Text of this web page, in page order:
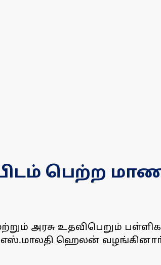
பெற்ற
அரசு உதவிபெறும்
எஸ்.மாலதி ஹெலன்